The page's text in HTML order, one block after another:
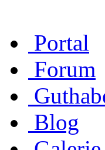
Portal
Forum
Blog